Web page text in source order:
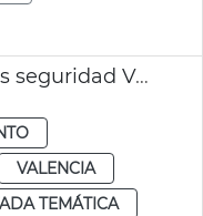
Dispositivo 4.000 policias seguridad València en Navidad
VALENCIA
TEMÁTICA